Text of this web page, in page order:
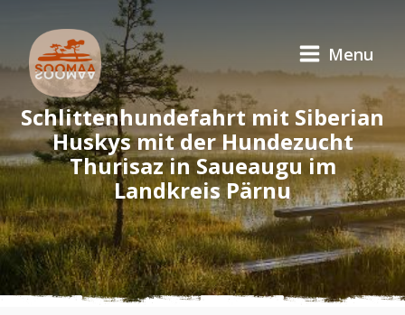
Menu
Schlittenhundefahrt mit Siberian
Huskys mit der Hundezucht
Thurisaz in Saueaugu im
Landkreis Pärnu